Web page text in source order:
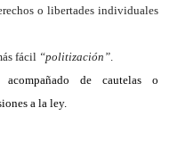
o libertades individuales
fácil “politización”
de cautelas o
a la ley.